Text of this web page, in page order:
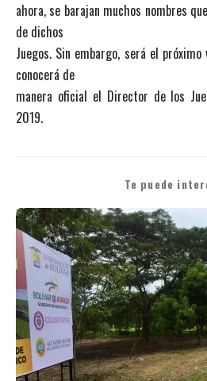
ahora, se barajan muchos nombres
de dichos
Juegos. Sin embargo, será el
conocerá de
manera oficial el Director de los
2019.
Te puede